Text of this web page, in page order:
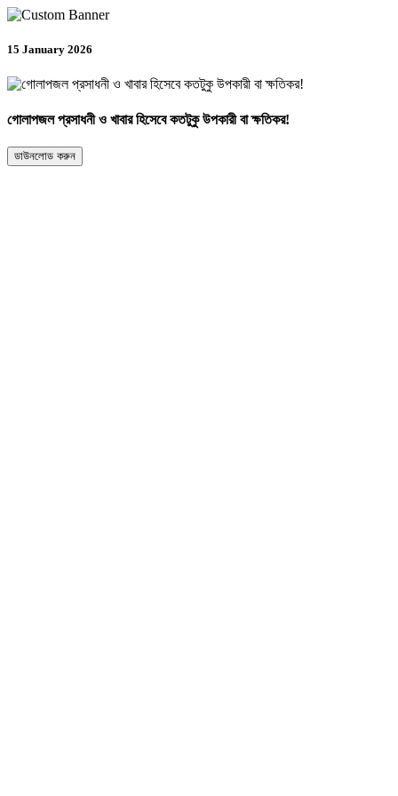
15 January 2026
গোলাপজল প্রসাধনী ও খাবার হিসেবে কতটুকু উপকারী বা ক্ষতিকর!
ডাউনলোড করুন